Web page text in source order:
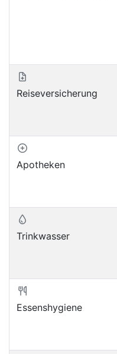
Reiseversicherung
Apotheken
Trinkwasser
Essenshygiene